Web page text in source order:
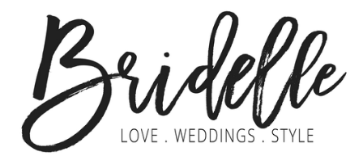
O NAS
KONTAKT
REKLAMA
ADVERTISING